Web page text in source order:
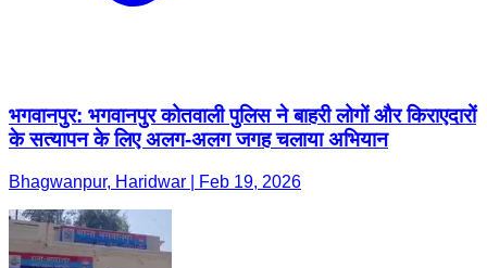
भगवानपुर: भगवानपुर कोतवाली पुलिस ने बाहरी लोगों और किराएदारों
के सत्यापन के लिए अलग-अलग जगह चलाया अभियान
Bhagwanpur, Haridwar | Feb 19, 2026